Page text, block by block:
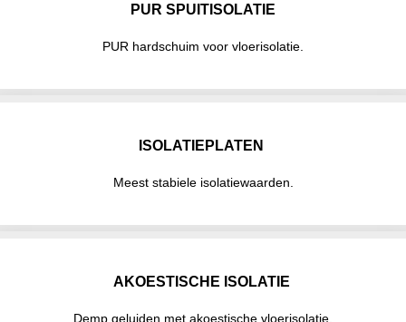
PUR SPUITISOLATIE
PUR hardschuim voor vloerisolatie.
ISOLATIEPLATEN
Meest stabiele isolatiewaarden.
AKOESTISCHE ISOLATIE
Demp geluiden met akoestische vloerisolatie.